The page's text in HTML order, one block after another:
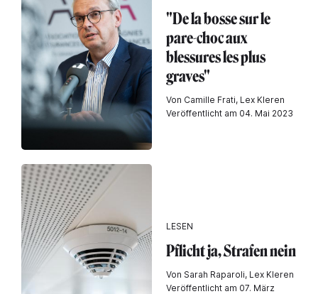
"De la bosse sur le
pare-choc aux
blessures les plus
graves"
Von Camille Frati, Lex Kleren
Veröffentlicht am 04. Mai 2023
LESEN
Pflicht ja, Strafen nein
Von Sarah Raparoli, Lex Kleren
Veröffentlicht am 07. März